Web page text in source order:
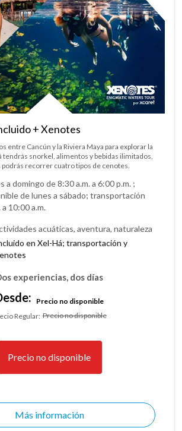
+ Xenotes
entre Cancún y la Riviera Maya para explorar la
tendrás snorkel, alimentos y bebidas ilimitados,
recorrer cuatro tipos de cenotes.
a domingo de 8:30 a.m. a 6:00 p.m. ;
de lunes a sábado; transportación
10:00 a.m.
acuáticas, aventura, naturaleza
en Xel-Há; transportación y
experiencias, dos días
Precio no disponible
Regular:Precio no disponible
Precio no disponible
Más información